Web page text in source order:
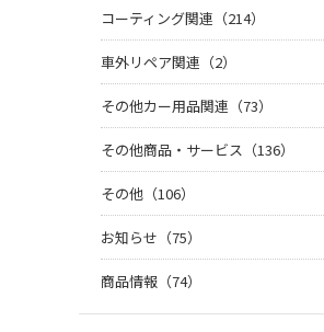
コーティング関連（214）
車外リペア関連（2）
その他カー用品関連（73）
その他商品・サービス（136）
その他（106）
お知らせ（75）
商品情報（74）